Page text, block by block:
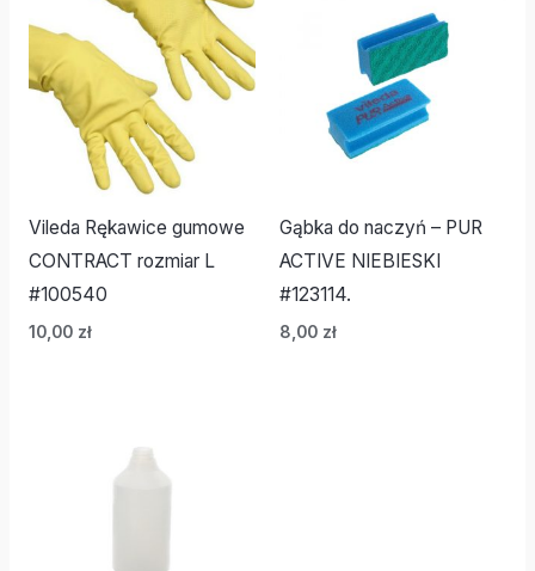
Vileda Rękawice gumowe
CONTRACT rozmiar L
#100540
10,00 zł
Gąbka do naczyń – PUR
ACTIVE NIEBIESKI
#123114.
8,00 zł